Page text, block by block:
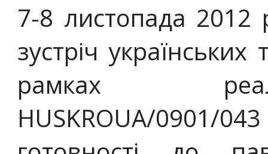
7-8 листопада 2012
зустріч українських
рамках
HUSKROUA/